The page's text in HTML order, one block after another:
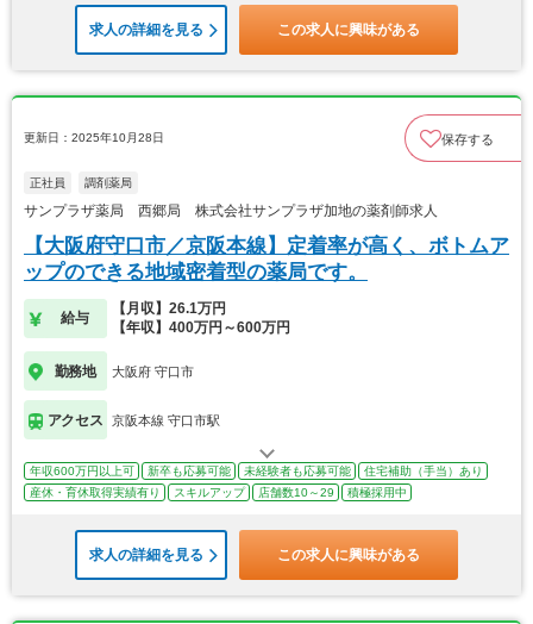
求人の詳細を見る この求人に興味がある
更新日：2025年10月28日 保存する
正社員 調剤薬局
サンプラザ薬局 西郷局 株式会社サンプラザ加地の薬剤師求人
【大阪府守口市／京阪本線】定着率が高く、ボトムア
ップのできる地域密着型の薬局です。
給与
【月収】26.1万円
【年収】400万円～600万円
勤務地 大阪府 守口市
アクセス 京阪本線 守口市駅
年収600万円以上可 新卒も応募可能 未経験者も応募可能
住宅補助（手当）あり
産休・育休取得実績有り
スキルアップ 店舗数10～29 積極採用中
求人の詳細を見る この求人に興味がある